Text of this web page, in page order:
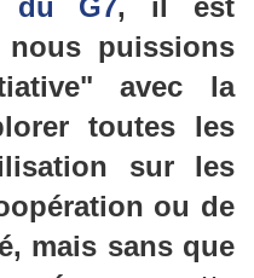
nous puissions
avec la
toutes les
sur les
ou de
mais sans que